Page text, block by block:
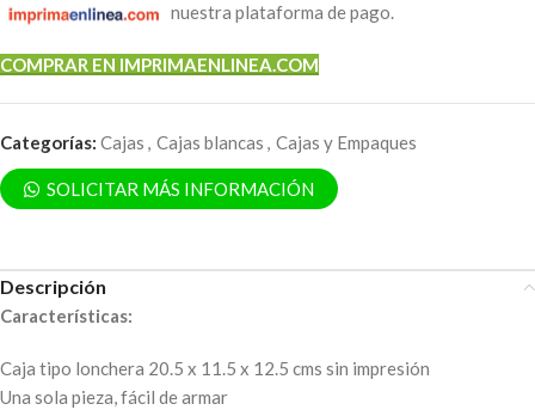
nuestra plataforma de pago.
COMPRAR EN IMPRIMAENLINEA.COM
Categorías: Cajas , Cajas blancas , Cajas y Empaques
SOLICITAR MÁS INFORMACIÓN
Descripción
Características:
Caja tipo lonchera 20.5 x 11.5 x 12.5 cms sin impresión
Una sola pieza, fácil de armar